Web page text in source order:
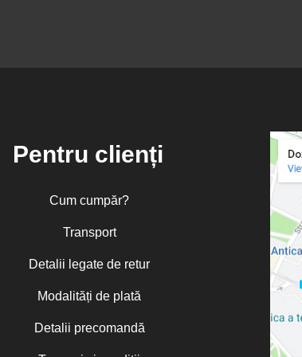
Pentru clienți
Cum cumpăr?
Transport
Detalii legate de retur
Modalități de plată
Detalii precomandă